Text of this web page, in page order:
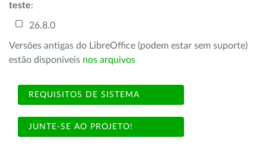
teste:
26.8.0
Versões antigas do LibreOffice (podem estar sem suporte)
estão disponíveis nos arquivos
REQUISITOS DE SISTEMA
JUNTE-SE AO PROJETO!